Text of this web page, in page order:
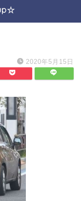
2020年5月15日